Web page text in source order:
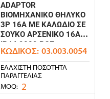
ADAPTOR
ΒΙΟΜΗΧΑΝΙΚΟ ΘΗΛΥΚΟ
3P 16A ΜΕ ΚΑΛΩΔΙΟ ΣΕ
ΣΟΥΚΟ ΑΡΣΕΝΙΚΟ 16A
IP44 9009 PCE
ΚΩΔΙΚΌΣ: 03.003.0054
ΕΛΆΧΙΣΤΗ ΠΟΣΌΤΗΤΑ
ΠΑΡΑΓΓΕΛΊΑΣ
MOQ: 2